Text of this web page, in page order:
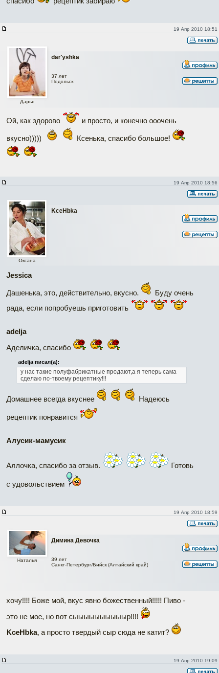
19 Апр 2010 18:51
dar'yshka
Дарья
37 лет
Подольск
Ой, как здорово и просто, и конечно ооочень
вкусно))))) Ксенька, спасибо большое!
19 Апр 2010 18:56
KceHbka
Оксана
Jessica
Дашенька, это, действительно, вкусно.
Буду очень
рада, если попробуешь приготовить
adelja
Аделичка, спасибо
adelja писал(а):
у нас такие полуфабрикатные продают,а я теперь сама
сделаю по-твоему рецептику!!!
Домашнее всегда вкуснее Надеюсь
рецептик понравится
Алусик-мамусик
Аллочка, спасибо за отзыв. Готовь
с удовольствием
19 Апр 2010 18:59
Димина Девочка
Наталья
39 лет
Санкт-Петербург/Бийск (Алтайский край)
хочу!!!! Боже мой, вкус явно божественный!!!!! Пиво -
это не мое, но вот сыыыыыыыыыыр!!!!
KceHbka, а просто твердый сыр сюда не катит?
19 Апр 2010 19:09